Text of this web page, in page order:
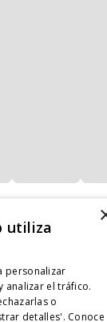
utiliza
personalizar
analizar el tráfico.
o
detalles'. Conoce